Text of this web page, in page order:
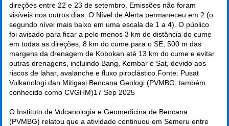
direções entre 22 e 23 de setembro. Emissões não foram
visíveis nos outros dias. O Nível de Alerta permaneceu em 2 (o
segundo nível mais baixo em uma escala de 1 a 4). O público
foi avisado para ficar a pelo menos 3 km de distância do cume
em todas as direções, 8 km do cume para o SE, 500 m das
margens da drenagem de Kobokan até 13 km do cume e evitar
outras drenagens, incluindo Bang, Kembar e Sat, devido aos
riscos de lahar, avalanche e fluxo piroclástico.Fonte: Pusat
Vulkanologi dan Mitigasi Bencana Geologi (PVMBG, também
conhecido como CVGHM)17 Sep 2025
O Instituto de Vulcanologia e Geomedicina de Bencana
(PVMBG) relatou que a atividade continuou em Semeru entre